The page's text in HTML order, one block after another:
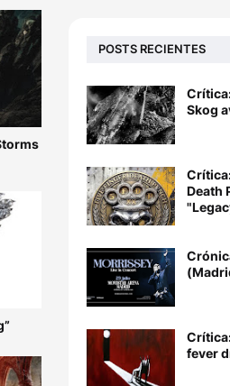
POSTS RECIENTES
Skog
Death
fever